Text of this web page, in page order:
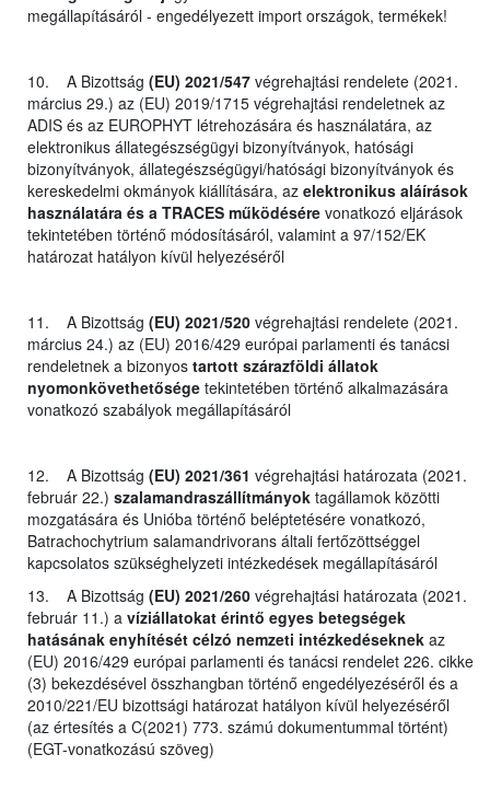
megállapításáról - engedélyezett import országok, termékek!
10. A Bizottság (EU) 2021/547 végrehajtási rendelete (2021.
március 29.) az (EU) 2019/1715 végrehajtási rendeletnek az
ADIS és az EUROPHYT létrehozására és használatára, az
elektronikus állategészségügyi bizonyítványok, hatósági
bizonyítványok, állategészségügyi/hatósági bizonyítványok és
kereskedelmi okmányok kiállítására, az elektronikus aláírások
használatára és a TRACES működésére vonatkozó eljárások
tekintetében történő módosításáról, valamint a 97/152/EK
határozat hatályon kívül helyezéséről
11. A Bizottság (EU) 2021/520 végrehajtási rendelete (2021.
március 24.) az (EU) 2016/429 európai parlamenti és tanácsi
rendeletnek a bizonyos tartott szárazföldi állatok
nyomonkövethetősége tekintetében történő alkalmazására
vonatkozó szabályok megállapításáról
12. A Bizottság (EU) 2021/361 végrehajtási határozata (2021.
február 22.) szalamandraszállítmányok tagállamok közötti
mozgatására és Unióba történő beléptetésére vonatkozó,
Batrachochytrium salamandrivorans általi fertőzöttséggel
kapcsolatos szükséghelyzeti intézkedések megállapításáról
13. A Bizottság (EU) 2021/260 végrehajtási határozata (2021.
február 11.) a víziállatokat érintő egyes betegségek
hatásának enyhítését célzó nemzeti intézkedéseknek az
(EU) 2016/429 európai parlamenti és tanácsi rendelet 226. cikke
(3) bekezdésével összhangban történő engedélyezéséről és a
2010/221/EU bizottsági határozat hatályon kívül helyezéséről
(az értesítés a C(2021) 773. számú dokumentummal történt)
(EGT-vonatkozású szöveg)